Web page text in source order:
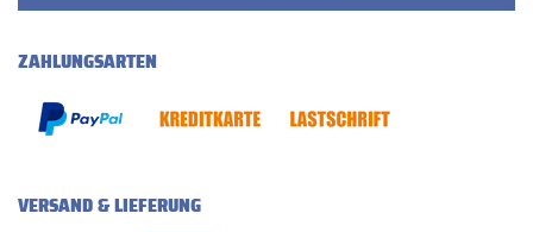
ZAHLUNGSARTEN
VERSAND & LIEFERUNG